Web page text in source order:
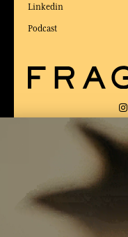
Linkedin
Podcast
US